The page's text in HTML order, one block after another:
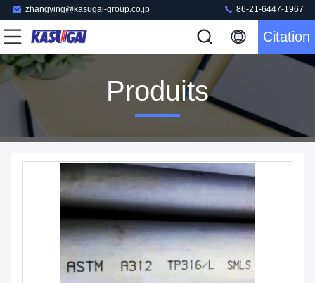
zhangying@kasugai-group.co.jp 86-21-6447-1967
Citation
Produits